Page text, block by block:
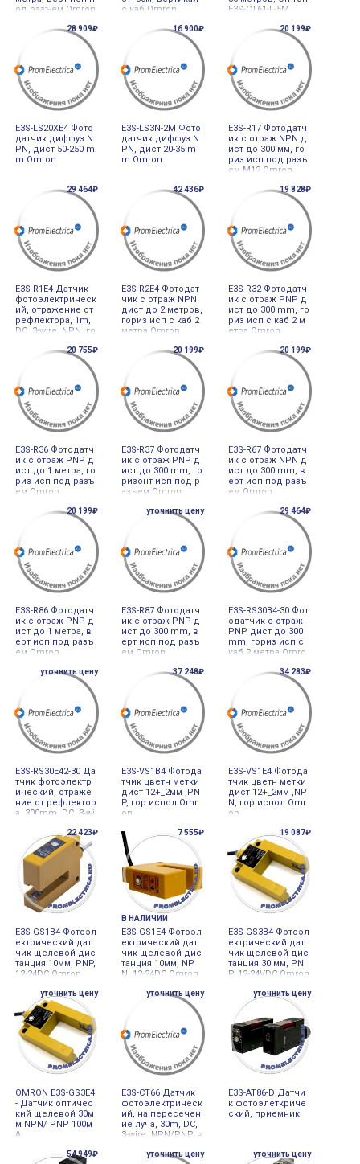
од разъем Omron
с каб Omron
E3S-CT61-L-5M
28 909₽
E3S-LS20XE4 Фото
датчик диффуз N
PN, дист 50-250 m
m Omron
16 900₽
E3S-LS3N-2M Фото
датчик диффуз N
PN, дист 20-35 m
m Omron
20 199₽
E3S-R17 Фотодатч
ик с отраж NPN д
ист до 300 мм, го
риз исп под разъ
ем М12 Omron
29 464₽
E3S-R1E4 Датчик
фотоэлектрическ
ий, отражение от
рефлектора, 1m,
DC, 3-wire, NPN, го
м кабель Omron
42 436₽
E3S-R2E4 Фотодат
чик с отраж NPN
дист до 2 метров,
гориз исп с каб 2
метра Omron
19 828₽
E3S-R32 Фотодатч
ик с отраж PNP д
ист до 300 mm, го
риз исп с каб 2 м
етра Omron
20 755₽
E3S-R36 Фотодатч
ик с отраж PNP д
ист до 1 метра, го
риз исп под разъ
ем Omron
20 199₽
E3S-R37 Фотодатч
ик с отраж PNP д
ист до 300 mm, го
ризонт исп под р
азъем Omron
20 199₽
E3S-R67 Фотодатч
ик с отраж NPN д
ист до 300 mm, в
ерт исп под разъ
ем Omron
20 199₽
E3S-R86 Фотодатч
ик с отраж PNP д
ист до 1 метра, в
ерт исп под разъ
ем Omron
уточнить цену
E3S-R87 Фотодатч
ик с отраж PNP д
ист до 300 mm, в
ерт исп под разъ
ем Omron
29 464₽
E3S-RS30B4-30 Фот
одатчик с отраж
PNP дист до 300
mm, гориз исп с
каб 2 метра Omro
уточнить цену
E3S-RS30E42-30 Да
тчик фотоэлектр
ический, отраже
ние от рефлектор
а, 300mm, DC, 3-wi
ьный, 2m кабель
Omron
37 248₽
E3S-VS1B4 Фотода
тчик цветн метки
дист 12+_2мм ,PN
P, гор испол Omr
on
34 283₽
E3S-VS1E4 Фотода
тчик цветн метки
дист 12+_2мм ,NP
N, гор испол Omr
on
22 423₽
E3S-GS1B4 Фотоэл
ектрический дат
чик щелевой дис
танция 10мм, РNP,
12-24DC Omron
7 555₽
В НАЛИЧИИ
E3S-GS1E4 Фотоэл
ектрический дат
чик щелевой дис
танция 10мм, NP
N, 12-24DC Omron
19 087₽
E3S-GS3B4 Фотоэл
ектрический дат
чик щелевой дис
танция 30 мм, PN
P, 12-24VDC Omron
уточнить цену
OMRON E3S-GS3E4
- Датчик оптичес
кий щелевой 30м
м NPN/ PNP 100м
А
уточнить цену
E3S-CT66 Датчик
фотоэлектрическ
ий, на пересечен
ие луча, 30m, DC,
3-wire, NPN/PNP, в
2 plug-in
уточнить цену
E3S-AT86-D Датчи
к фотоэлеткриче
ский, приемник
54 949₽ уточнить цену уточнить цену